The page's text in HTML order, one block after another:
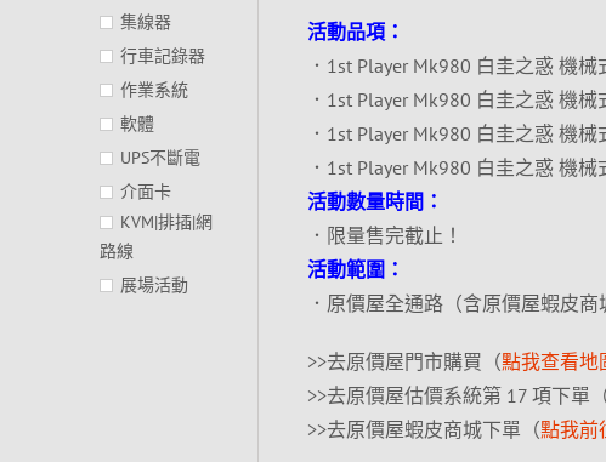
活動品項：
．1st Player Mk980 白圭之惑 機
．1st Player Mk980 白圭之惑 機
．1st Player Mk980 白圭之惑 機
．1st Player Mk980 白圭之惑 機
活動數量時間：
．限量售完截止！
活動範圍：
．原價屋全通路（含原價屋蝦皮商
>>去原價屋門市購買（點我查看地
>>去原價屋估價系統第 17 項下單
>>去原價屋蝦皮商城下單（點我前
集線器
行車記錄器
作業系統
軟體
UPS不斷電
介面卡
KVM|排插|網
路線
展場活動